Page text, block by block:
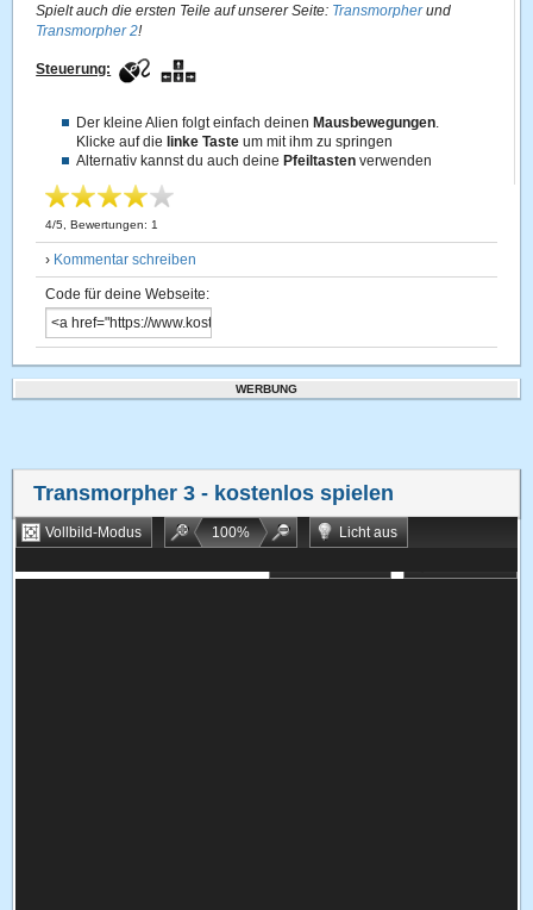
Spielt auch die ersten Teile auf unserer Seite: Transmorpherund
Transmorpher 2!
Steuerung:
Der kleine Alien folgt einfach deinen Mausbewegungen.
Klicke auf die linke Taste um mit ihm zu springen
Alternativ kannst du auch deine Pfeiltasten verwenden
4/5 , Bewertungen: 1
› Kommentar schreiben
Code für deine Webseite:
WERBUNG
Transmorpher 3 - kostenlos spielen
Vollbild-Modus 100%
Licht aus